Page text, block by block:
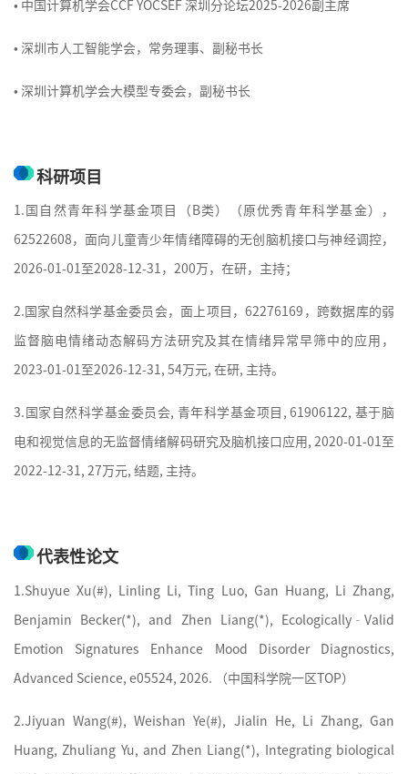
• 中国计算机学会CCF YOCSEF 深圳分论坛2025-2026副主席
• 深圳市人工智能学会，常务理事、副秘书长
• 深圳计算机学会大模型专委会，副秘书长
科研项目
1.国自然青年科学基金项目（B类）（原优秀青年科学基金），
62522608，面向儿童青少年情绪障碍的无创脑机接口与神经调控，
2026-01-01至2028-12-31，200万，在研，主持；
2.国家自然科学基金委员会， 面上项目，62276169，跨数据库的弱
监督脑电情绪动态解码方法研究及其在情绪异常早筛中的应用，
2023-01-01至2026-12-31, 54万元, 在研, 主持。
3.国家自然科学基金委员会, 青年科学基金项目, 61906122, 基于脑
电和视觉信息的无监督情绪解码研究及脑机接口应用, 2020-01-01至
2022-12-31, 27万元, 结题, 主持。
代表性论文
1. Shuyue Xu(#), Linling Li, Ting Luo, Gan Huang, Li Zhang,
Benjamin Becker(*), and Zhen Liang(*), Ecologically‐Valid
Emotion Signatures Enhance Mood Disorder Diagnostics,
Advanced Science, e05524, 2026. （中国科学院一区TOP）
2. Jiyuan Wang(#), Weishan Ye(#), Jialin He, Li Zhang, Gan
Huang, Zhuliang Yu, and Zhen Liang(*), Integrating biological